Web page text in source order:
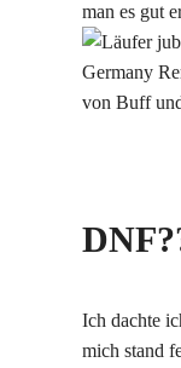
man es gut
Ich dachte
mich stand